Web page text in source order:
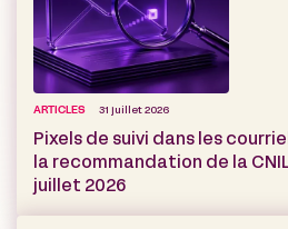
ARTICLES 31 juillet 2026
Pixels de suivi dans les
la recommandation de la
juillet 2026